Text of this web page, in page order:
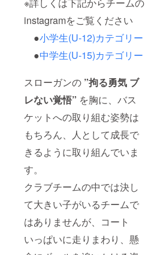
※詳しくは下記からチームの
instagramをご覧ください
●小学生(U-12)カテゴリー
●中学生(U-15)カテゴリー
スローガンの ”拘る勇気 ブ
レない覚悟” を胸に、バス
ケットへの取り組む姿勢は
もちろん、人として成長で
きるように取り組んでいま
す。
クラブチームの中では決し
て大きい子がいるチームで
はありませんが、コート
いっぱいに走りまわり、懸